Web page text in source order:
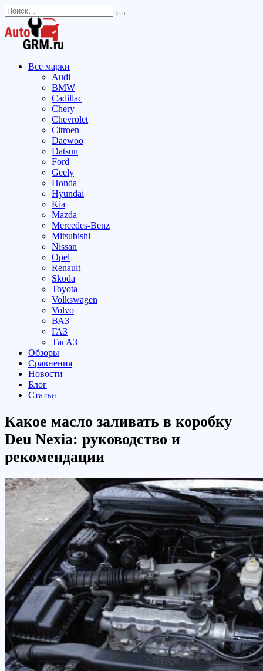
Перейти
к
содержанию
Search
for:
Все марки
Audi
BMW
Cadillac
Chery
Chevrolet
Citroen
Daewoo
Datsun
Ford
Geely
Honda
Hyundai
Kia
Mazda
Mercedes-Benz
Mitsubishi
Nissan
Opel
Renault
Skoda
Toyota
Volkswagen
Volvo
ВАЗ
ГАЗ
ТагАЗ
Обзоры
Сравнения
Новости
Блог
Статьи
Какое масло заливать в коробку
Deu Nexia: руководство и
рекомендации